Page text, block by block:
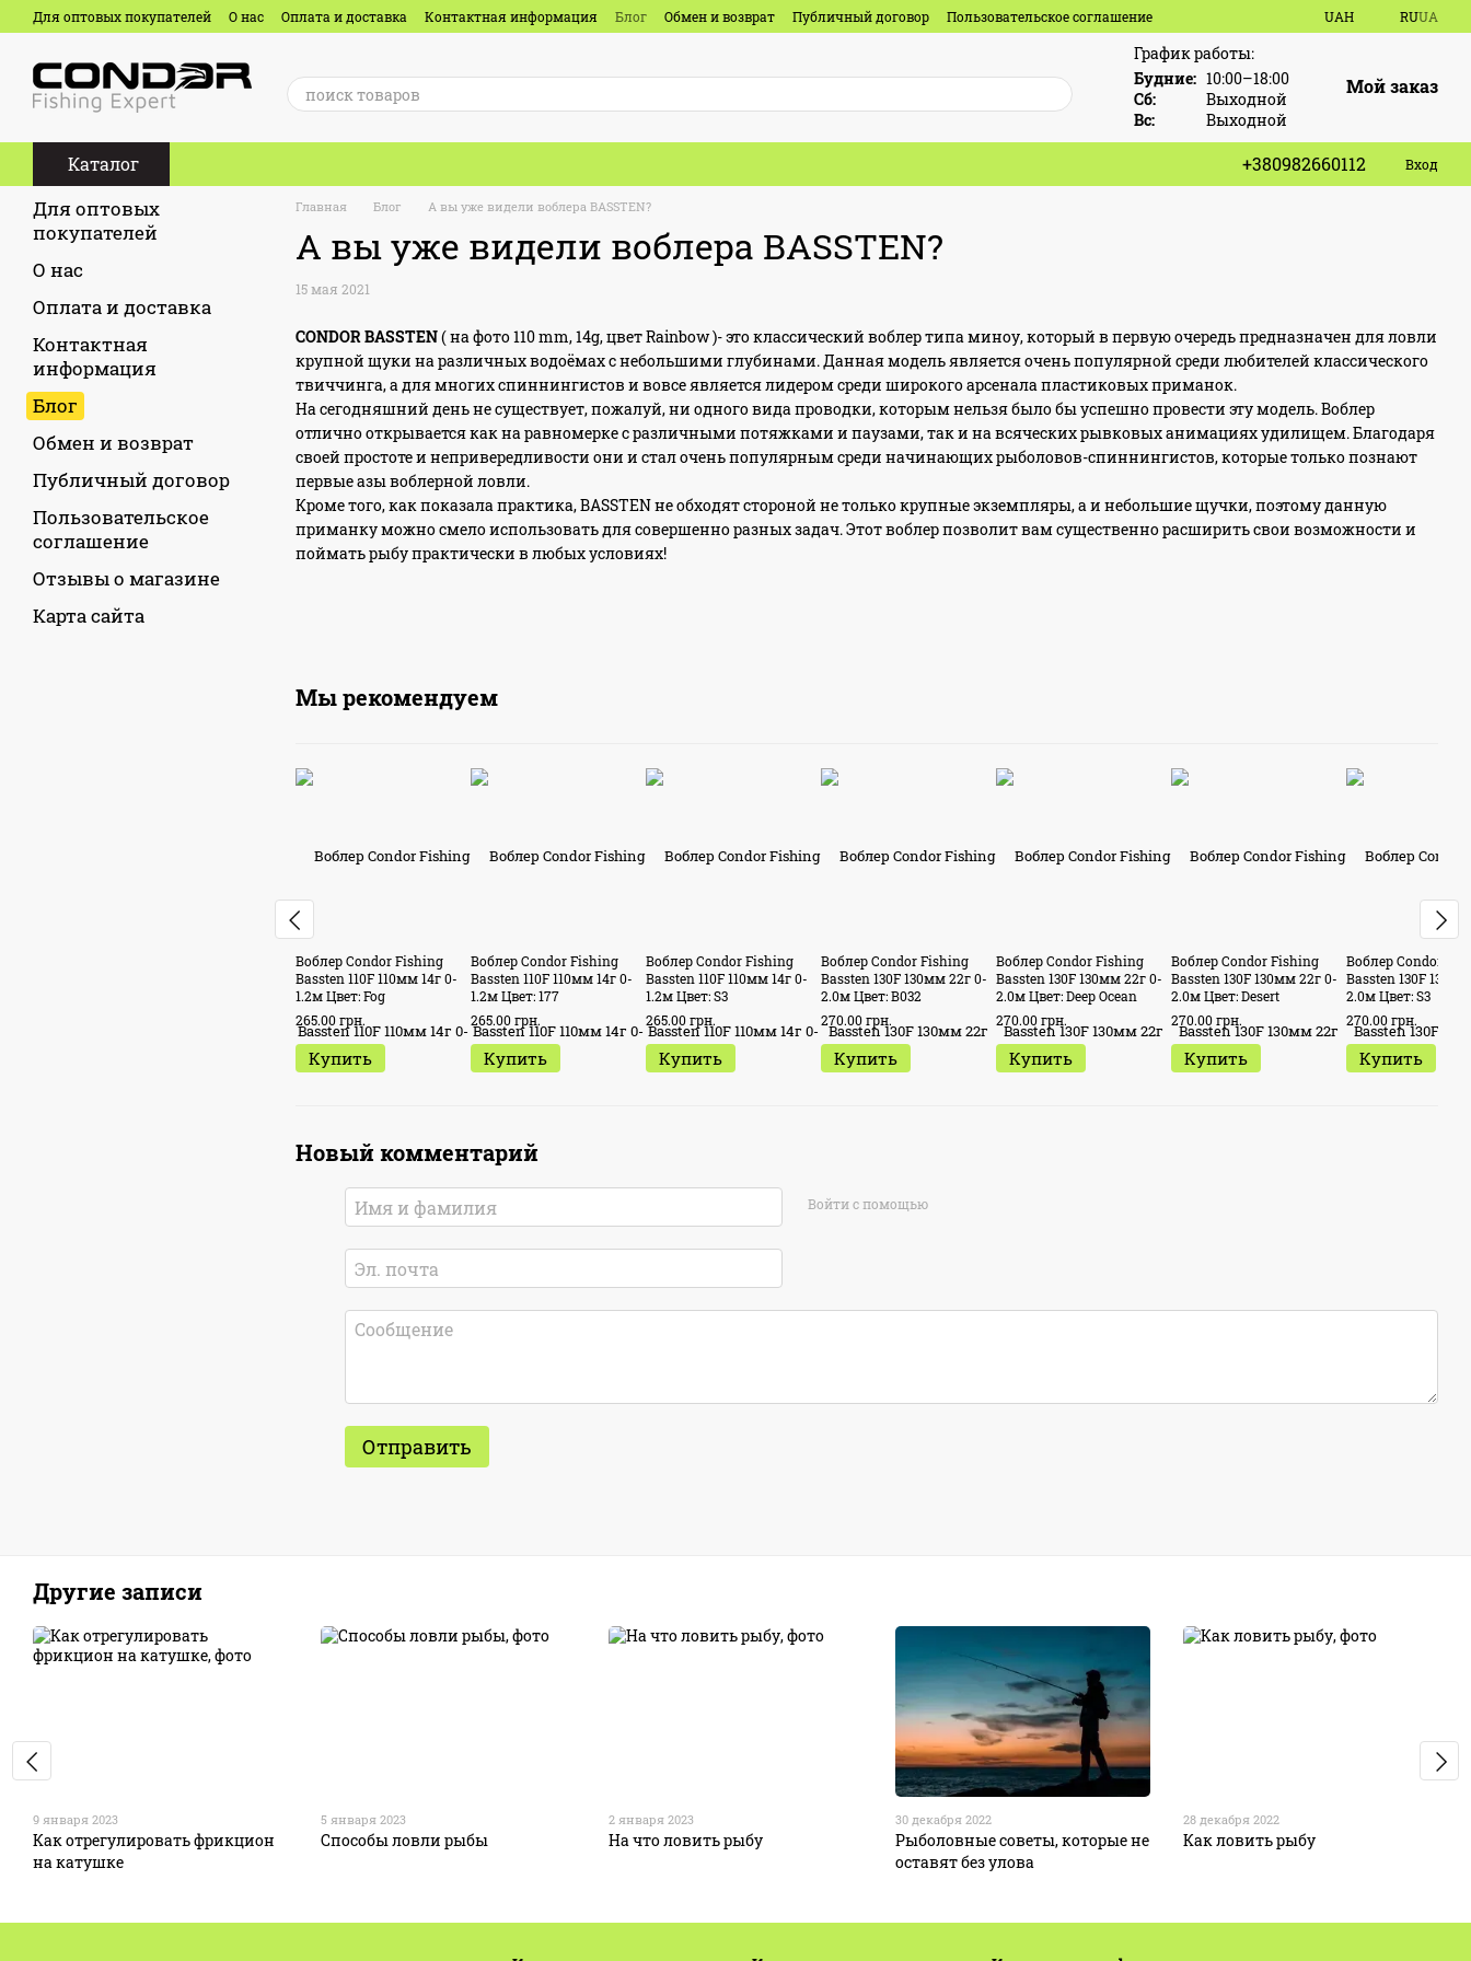
Перейти к основному контенту
Для оптовых покупателей О нас Оплата и доставка Контактная информация Блог Обмен и возврат Публичный договор
Пользовательское соглашение
Отзывы о магазине
UAH RUUA
График работы:
Будние: 10:00–18:00
Сб:
Выходной
Вс:
Выходной
Мой заказ
Каталог +380982660112 Вход
Главная Блог А вы уже видели воблера BASSTEN?
А вы уже видели воблера BASSTEN?
15 мая 2021
CONDOR BASSTEN( на фото 110 mm, 14g, цвет Rainbow )- это классический воблер типа миноу, который в первую очередь предназначен для ловли
крупной щуки на различных водоёмах с небольшими глубинами. Данная модель является очень популярной среди любителей классического
твиччинга, а для многих спиннингистов и вовсе является лидером среди широкого арсенала пластиковых приманок.
На сегодняшний день не существует, пожалуй, ни одного вида проводки, которым нельзя было бы успешно провести эту модель. Воблер
отлично открывается как на равномерке с различными потяжками и паузами, так и на всяческих рывковых анимациях удилищем. Благодаря
своей простоте и непривередливости они и стал очень популярным среди начинающих рыболовов-спиннингистов, которые только познают
первые азы воблерной ловли.
Кроме того, как показала практика, BASSTEN не обходят стороной не только крупные экземпляры, а и небольшие щучки, поэтому данную
приманку можно смело использовать для совершенно разных задач. Этот воблер позволит вам существенно расширить свои возможности и
поймать рыбу практически в любых условиях!
Мы рекомендуем
Воблер Condor Fishing
Bassten 110F 110мм 14г 0-
1.2м Цвет: Fog
265.00 грн.
Купить
Воблер Condor Fishing
Bassten 110F 110мм 14г 0-
1.2м Цвет: 177
265.00 грн.
Купить
Воблер Condor Fishing
Bassten 110F 110мм 14г 0-
1.2м Цвет: S3
265.00 грн.
Купить
Воблер Condor Fishing
Bassten 130F 130мм 22г 0-
2.0м Цвет: B032
270.00 грн.
Купить
Воблер Condor Fishing
Bassten 130F 130мм 22г 0-
2.0м Цвет: Deep Ocean
270.00 грн.
Купить
Воблер Condor Fishing
Bassten 130F 130мм 22г 0-
2.0м Цвет: Desert
270.00 грн.
Купить
Воблер Condor
Bassten 130F
2.0м Цвет: S3
270.00 грн.
Купить
Новый комментарий
Войти с помощью
Отправить
Для оптовых
покупателей
О нас
Оплата и доставка
Контактная
информация
Блог
Обмен и возврат
Публичный договор
Пользовательское
соглашение
Отзывы о магазине
Карта сайта
Другие записи
9 января 2023
Как отрегулировать фрикцион
на катушке
5 января 2023
Способы ловли рыбы
2 января 2023
На что ловить рыбу
30 декабря 2022
Рыболовные советы, которые не
оставят без улова
28 декабря 2022
Как ловить рыбу